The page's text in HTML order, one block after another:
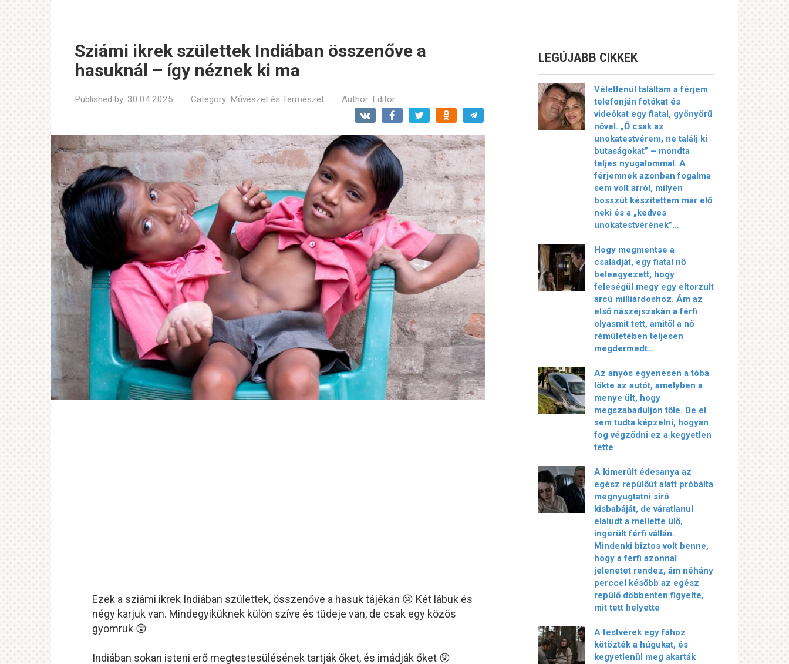
Sziámi ikrek születtek Indiában összenőve a
hasuknál – így néznek ki ma
Published by: 30.04.2025 Category: Művészet és Természet Author: Editor
Ezek a sziámi ikrek Indiában születtek, összenőve a hasuk tájékán 😢 Két lábuk és
négy karjuk van. Mindegyiküknek külön szíve és tüdeje van, de csak egy közös
gyomruk 😲
Indiában sokan isteni erő megtestesülésének tartják őket, és imádják őket 😲
LEGÚJABB CIKKEK
Véletlenül találtam a férjem
telefonján fotókat és
videókat egy fiatal, gyönyörű
nővel. „Ő csak az
unokatestvérem, ne találj ki
butaságokat” – mondta
teljes nyugalommal. A
férjemnek azonban fogalma
sem volt arról, milyen
bosszút készítettem már elő
neki és a „kedves
unokatestvérének”…
Hogy megmentse a
családját, egy fiatal nő
beleegyezett, hogy
feleségül megy egy eltorzult
arcú milliárdoshoz. Ám az
első nászéjszakán a férfi
olyasmit tett, amitől a nő
rémületében teljesen
megdermedt…
Az anyós egyenesen a tóba
lökte az autót, amelyben a
menye ült, hogy
megszabaduljon tőle. De el
sem tudta képzelni, hogyan
fog végződni ez a kegyetlen
tette
A kimerült édesanya az
egész repülőút alatt próbálta
megnyugtatni síró
kisbabáját, de váratlanul
elaludt a mellette ülő,
ingerült férfi vállán.
Mindenki biztos volt benne,
hogy a férfi azonnal
jelenetet rendez, ám néhány
perccel később az egész
repülő döbbenten figyelte,
mit tett helyette
A testvérek egy fához
kötözték a húgukat, és
kegyetlenül meg akarták